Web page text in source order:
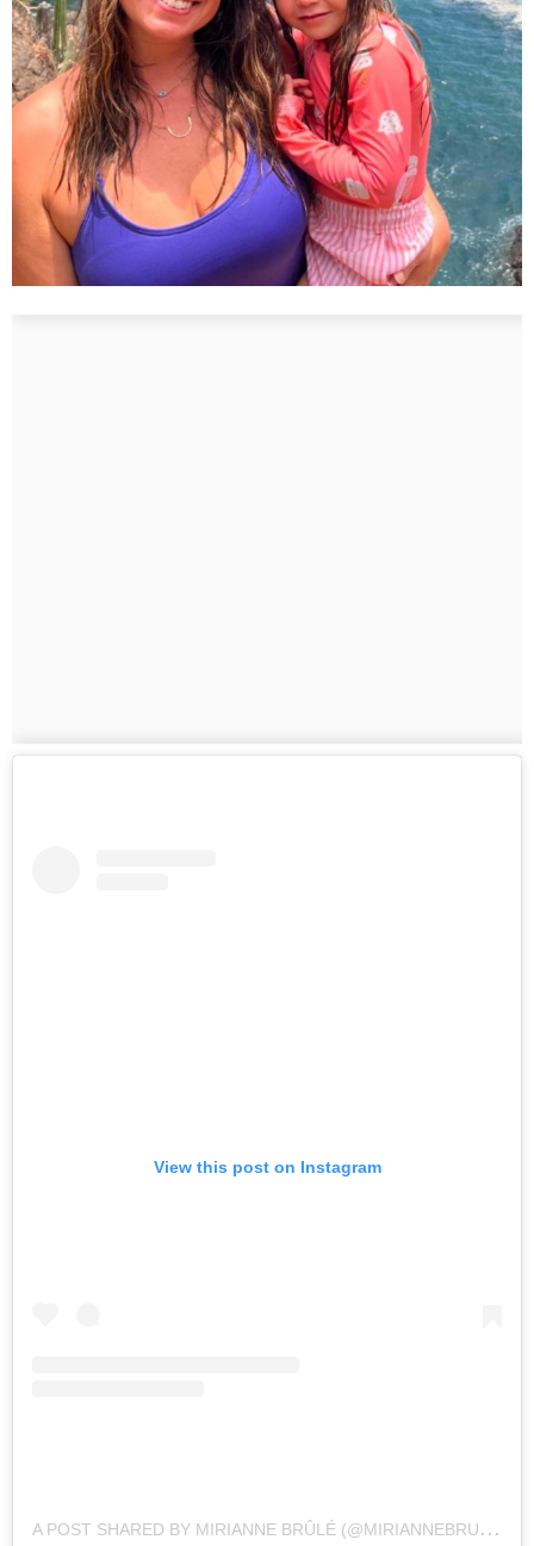
View this post on Instagram
A
POST SHARED BY MIRIANNE BRÛLÉ (@MIRIANNEBRULE)